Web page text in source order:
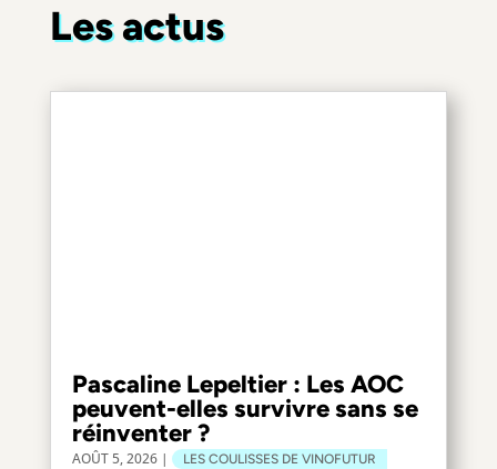
Les actus
Pascaline Lepeltier : Les AOC
peuvent-elles survivre sans se
réinventer ?
AOÛT 5, 2026| LES COULISSES DE VINOFUTUR